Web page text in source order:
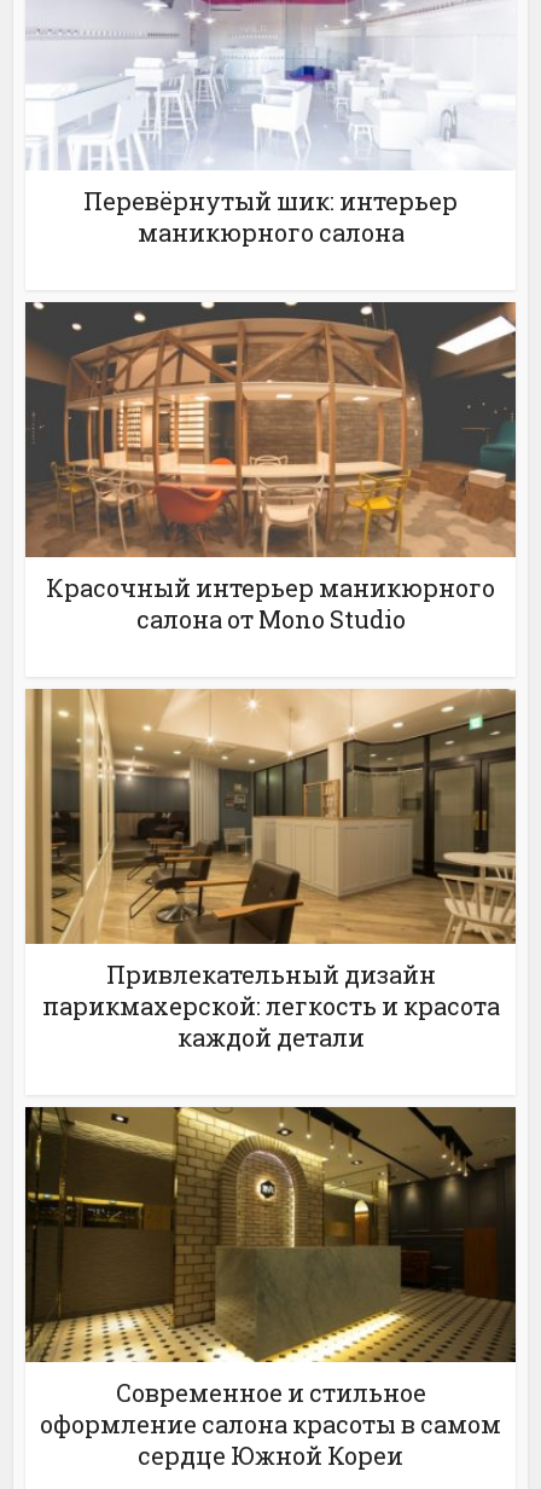
Перевёрнутый шик: интерьер
маникюрного салона
Красочный интерьер маникюрного
салона от Mono Studio
Привлекательный дизайн
парикмахерской: легкость и красота
каждой детали
Современное и стильное
оформление салона красоты в самом
сердце Южной Кореи